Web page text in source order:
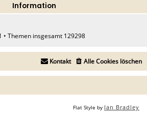
Information
• Themen insgesamt 129298
Alle Cookies löschen
Kontakt
Flat Style by Ian Bradley